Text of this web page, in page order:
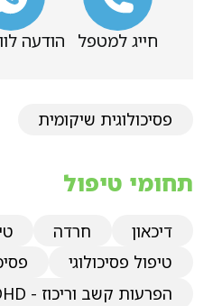
חייג למטפל הודעה
פסיכולוגית שיקומית
תחומי טיפול
דיכאון חרדה
טיפול פסיכולוגי
הפרעות קשב וריכוז - ADHD